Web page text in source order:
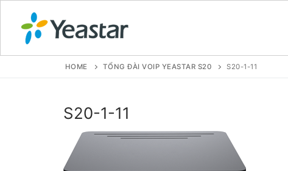
SẢN PHẨM
VOIP PBX FOR SME
HOME TỔNG ĐÀI VOIP YEASTAR S20 S20-1-11
S20-1-11